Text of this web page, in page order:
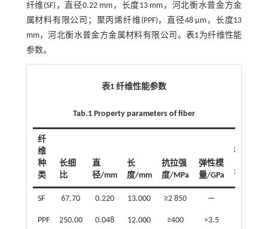
纤维(SF)，直径0.22 mm，长度13 mm，河北衡水普金方金
属材料有限公司；聚丙烯纤维(PPF)，直径48 μm，长度13
mm，河北衡水普金方金属材料有限公司。 表1为纤维性能
参数。
表1 纤维性能参数
Tab.1 Property parameters of fiber
纤
维
种
类
长细
比
直
径/mm
长
度/mm
抗拉强
度/MPa
弹性模
量/GPa
密度/
3
SF 67.70 0.220 13.000 ≥2 850 —
PPF 250.00 0.048 12.000 ≥400 >3.5